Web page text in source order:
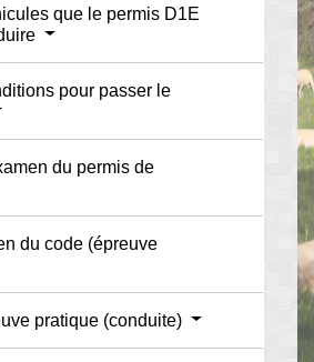
que le permis D1E
pour passer le
du permis de
du code (épreuve
pratique (conduite)